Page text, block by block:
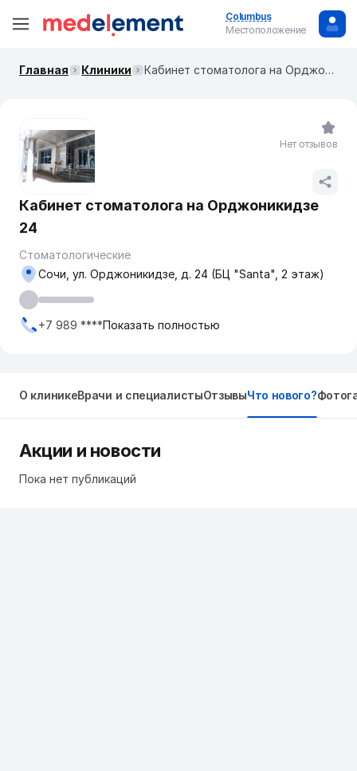
Columbus
Местоположение
Главная Клиники Кабинет стоматолога на Орджоникидзе 24
Кабинет стоматолога на Орджоникидзе
24
Стоматологические
Сочи, ул. Орджоникидзе, д. 24 (БЦ "Santa", 2 этаж)
+7 989 ****Показать полностью
Нет отзывов
О клиникеВрачи и специалистыОтзывыЧто нового?
Акции и новости
Пока нет публикаций